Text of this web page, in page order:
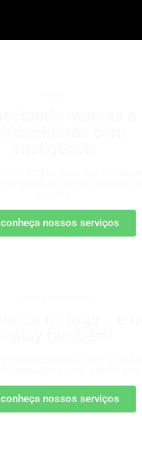
conheça nossos serviços
conheça nossos serviços